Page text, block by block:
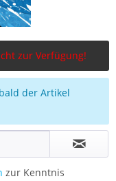
zur Verfügung!
der Artikel
zur Kenntnis